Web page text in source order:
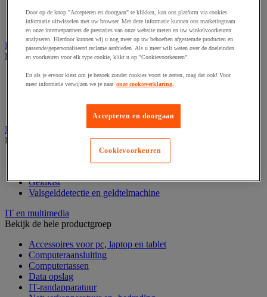
Deurnaambord
Pictogram
Folderrek en -houder
Bekijk de hele productgroep
Folderrek
Mobiel folderrek
Inname en beheer van geld
Bekijk de hele productgroep
Barcode scanner en accessoires
Geldkist
Valsgelddetectie en geldtelmachine
IT en multimedia
Bekijk de hele productgroep
Accessoires voor pc, laptop en tablet
Computeraansluiting
Computertassen
Data opslag
IT-randapparatuur
Door op de knop "Accepteren en doorgaan" te klikken, kan ons platform via cookies
informatie uitwisselen met uw browser. Met deze informatie kunnen ons marketingteam
en onze internetpartners de prestaties van onze website meten en uw winkelvoorkeuren
analyseren. Hierdoor kunnen wij u nog meer op uw behoeften afgestemde producten en
passende/gepersonaliseerd reclame aanbieden. Als u meer wilt weten over de doeleinden
en voorkeuren voor elk type cookie, klikt u op "Cookievoorkeuren".
En als je ervoor kiest om je bezoek zonder cookies voort te zetten, mag dat ook! Voor
meer informatie verwijzen we je naar onze cookieverklaring.
Accepteren en doorgaan
Cookievoorkeuren